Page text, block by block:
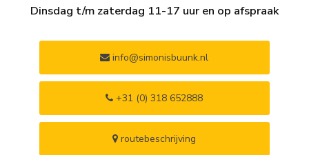
Dinsdag t/m zaterdag 11-17 uur en op afspraak
info@simonisbuunk.nl
+31 (0) 318 652888
routebeschrijving